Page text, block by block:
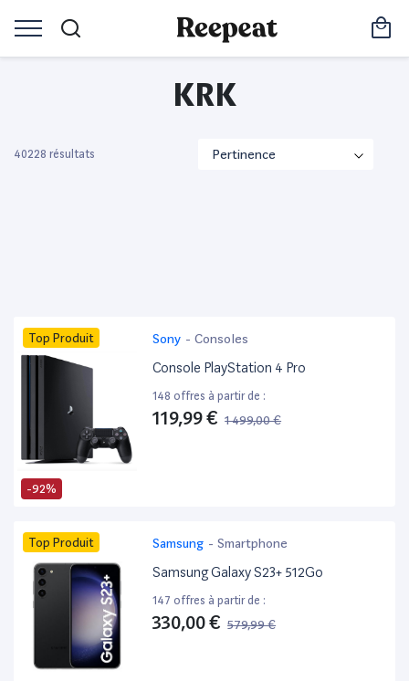
KRK
40228 résultats
-92%
Top Produit Sony - Consoles
Console PlayStation 4 Pro
148 offres à partir de :
119,99 € 1 499,00 €
Top Produit Samsung - Smartphone
Samsung Galaxy S23+ 512Go
147 offres à partir de :
330,00 € 579,99 €